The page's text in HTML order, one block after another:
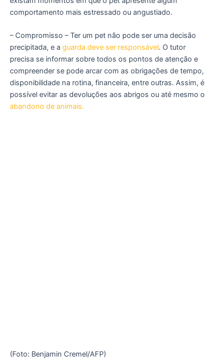
comportamento mais estressado ou angustiado.
– Compromisso – Ter um pet não pode ser uma decisão
precipitada, e a guarda deve ser responsável. O tutor
precisa se informar sobre todos os pontos de atenção e
compreender se pode arcar com as obrigações de tempo,
disponibilidade na rotina, financeira, entre outras. Assim, é
possível evitar as devoluções aos abrigos ou até mesmo o
abandono de animais.
(Foto: Benjamin Cremel/AFP)